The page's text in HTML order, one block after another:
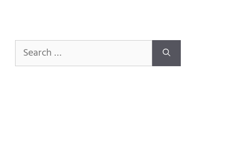
Search
for: